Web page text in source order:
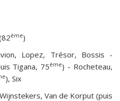
ème)
Lopez, Trésor, Bossis -
Tigana, 75ème) - Rocheteau,
), Six
Van de Korput (puis